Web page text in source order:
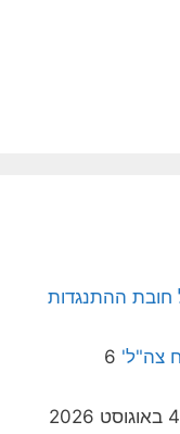
חובת ההתנגדות
צה"ל' 6
4 באוגוסט 2026